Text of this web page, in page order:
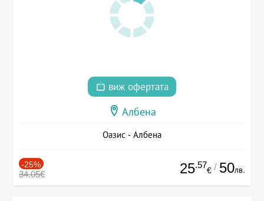
виж офертата
Албена
Оазис - Албена
-25%
34.05€ 25.57
€ / 50лв.